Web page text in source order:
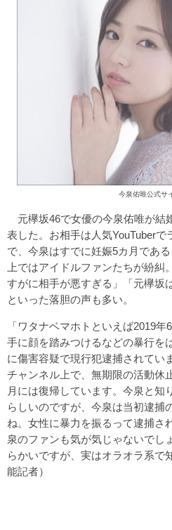
今泉佑唯公式サ
元欅坂46で女優の今泉佑唯が結
表した。お相手は人気YouTuberで
で、今泉はすでに妊娠5カ月であ
上ではアイドルファンたちが紛糾
すがに相手が悪すぎる」「元欅坂
といった落胆の声も多い。
「ワタナベマホトといえば2019
手に顔を踏みつけるなどの暴行を
に傷害容疑で現行犯逮捕されてい
チャンネル上で、無期限の活動休
月には復帰しています。今泉と知
らしいのですが、今泉は当初逮捕
ね。女性に暴力を振るって逮捕さ
泉のファンも気が気じゃないでし
らかいですが、実はオラオラ系で
能記者）